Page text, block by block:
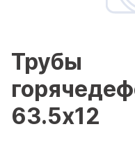
Трубы
63.5x12